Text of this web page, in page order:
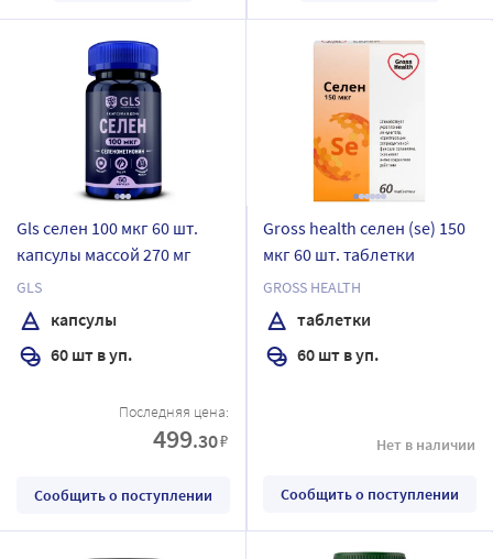
Gls селен 100 мкг 60 шт.
капсулы массой 270 мг
GLS
капсулы
60 шт в уп.
Последняя цена:
499.30₽
Сообщить о поступлении
Gross health селен (se) 150
мкг 60 шт. таблетки
GROSS HEALTH
таблетки
60 шт в уп.
Нет в наличии
Сообщить о поступлении